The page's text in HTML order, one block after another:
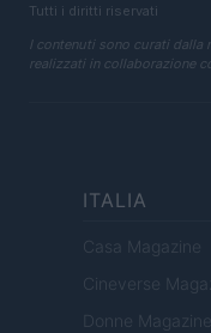
Tutti i diritti riservati
I contenuti sono curati
realizzati in collaborazione
ITALIA
Casa Magazine
Cineverse
Donne Magazine